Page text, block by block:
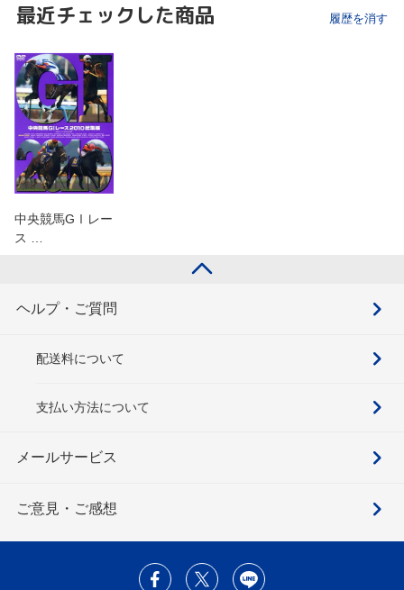
最近チェックした商品 履歴を消す
中央競馬GⅠレー
ス …
ヘルプ・ご質問
配送料について
支払い方法について
メールサービス
ご意見・ご感想